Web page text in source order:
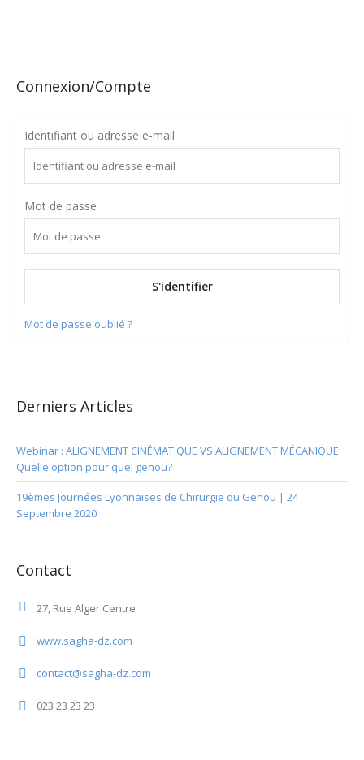
Connexion/Compte
Identifiant ou adresse e-mail
Mot de passe
Mot de passe oublié ?
Derniers Articles
Webinar : ALIGNEMENT CINÉMATIQUE VS ALIGNEMENT MÉCANIQUE:
Quelle option pour quel genou?
19èmes Journées Lyonnaises de Chirurgie du Genou | 24
Septembre 2020
Contact
27, Rue Alger Centre
www.sagha-dz.com
contact@sagha-dz.com
023 23 23 23